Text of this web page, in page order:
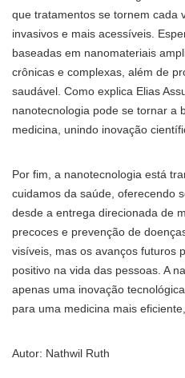
que tratamentos se tornem cada
invasivos e mais acessíveis.
baseadas em nanomateriais
crônicas e complexas, além de
saudável. Como explica Elias
nanotecnologia pode se tornar a
medicina, unindo inovação
Por fim, a nanotecnologia está
cuidamos da saúde, oferecendo
desde a entrega direcionada de
precoces e prevenção de
visíveis, mas os avanços futuros
positivo na vida das pessoas. A
apenas uma inovação
para uma medicina mais
Autor: Nathwil Ruth